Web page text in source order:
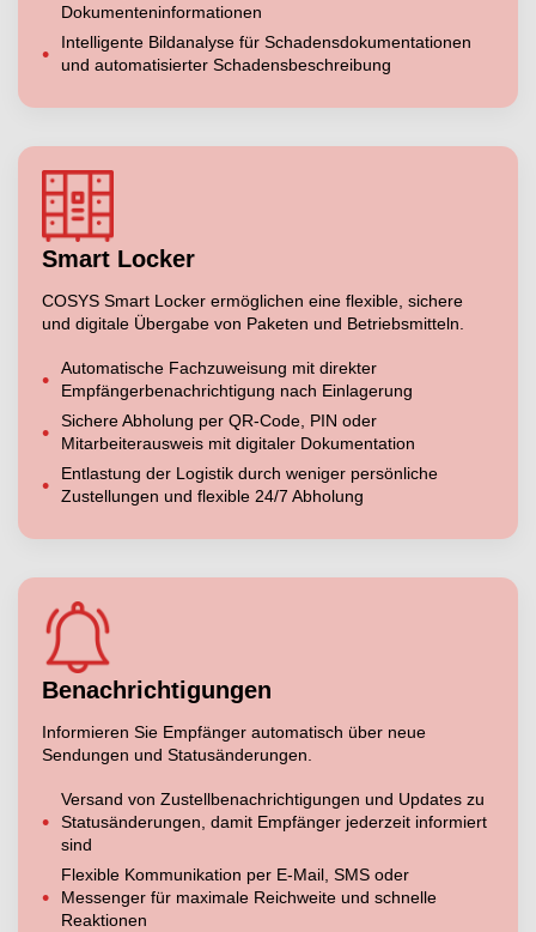
Dokumenteninformationen
Intelligente Bildanalyse für Schadensdokumentationen
und automatisierter Schadensbeschreibung
Smart Locker
COSYS Smart Locker ermöglichen eine flexible, sichere
und digitale Übergabe von Paketen und Betriebsmitteln.
Automatische Fachzuweisung mit direkter
Empfängerbenachrichtigung nach Einlagerung
Sichere Abholung per QR-Code, PIN oder
Mitarbeiterausweis mit digitaler Dokumentation
Entlastung der Logistik durch weniger persönliche
Zustellungen und flexible 24/7 Abholung
Benachrichtigungen
Informieren Sie Empfänger automatisch über neue
Sendungen und Statusänderungen.
Versand von Zustellbenachrichtigungen und Updates zu
Statusänderungen, damit Empfänger jederzeit informiert
sind
Flexible Kommunikation per E-Mail, SMS oder
Messenger für maximale Reichweite und schnelle
Reaktionen